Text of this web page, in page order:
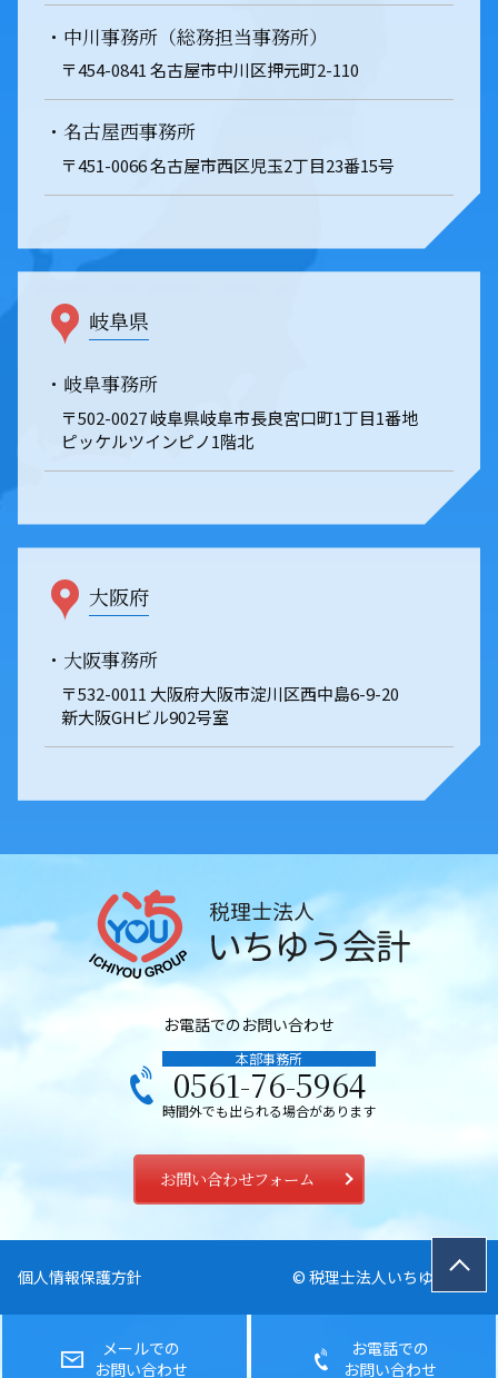
メールでの
お問い合わせ
お電話での
お問い合わせ
・中川事務所（総務担当事務所）
〒454-0841 名古屋市中川区押元町2-110
・名古屋西事務所
〒451-0066 名古屋市西区児玉2丁目23番15号
岐阜県
・岐阜事務所
〒502-0027 岐阜県岐阜市長良宮口町1丁目1番地
ピッケルツインピノ1階北
大阪府
・大阪事務所
〒532-0011 大阪府大阪市淀川区西中島6-9-20
新大阪GHビル902号室
お電話でのお問い合わせ
本部事務所
0561-76-5964
時間外でも出られる場合があります
お問い合わせフォーム
個人情報保護方針 © 税理士法人いちゆう会計